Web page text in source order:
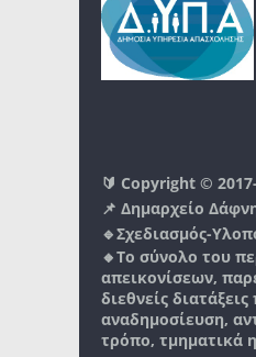
🔰 Copyright ©
📌 Δημαρχείο
🔹Σχεδιασμός-
🔸Το σύνολο του
απεικονίσεων,
διεθνείς
αναδημοσίευση,
τρόπο, τμηματικά